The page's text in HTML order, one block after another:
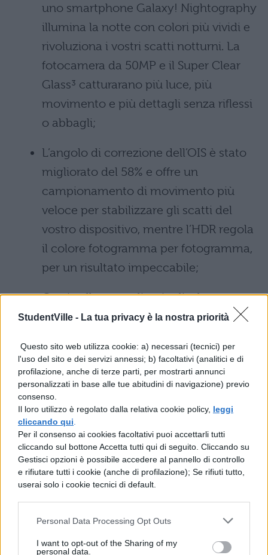
StudentVille - La tua privacy è la nostra priorità
Questo sito web utilizza cookie: a) necessari (tecnici) per
l'uso del sito e dei servizi annessi; b) facoltativi (analitici e di
profilazione, anche di terze parti, per mostrarti annunci
personalizzati in base alle tue abitudini di navigazione) previo
consenso.
Il loro utilizzo è regolato dalla relativa cookie policy, leggi
cliccando qui
Per il consenso ai cookies facoltativi puoi accettarli tutti
cliccando sul bottone Accetta tutti qui di seguito. Cliccando su
Gestisci opzioni è possibile accedere al pannello di controllo
e rifiutare tutti i cookie (anche di profilazione); Se rifiuti tutto,
userai solo i cookie tecnici di default.
Personal Data Processing Opt Outs
I want to opt-out of the Sharing of my
personal data.
uno smartphone Galaxy! Nightography
illumina la notte con colori più vividi e
rivoluziona i vostri scatti notturni. La
fotocamera da 50MP e il Super Clear
Glass³ catturarano più luce, più
movimento e più dettagli senza riflessi
o abbagli;
L’angolo di correzione dell’OIS è stato
migliorato del 58% e offre un
campionamento di movimento più
veloce per stabilizzare gli scatti del
vostro dispositivo, mentre l’HDR regola
il colore fotogramma per fotogramma,
per un risultato impeccabile;
Grazie allo straordinario display
Dynamic AMOLED 2X, la luce solare
appositamente per garantire un’elevata
visibilità all’aperto, il display del
cellulare Galaxy S22 5G assicura una
vista chiara anche in pieno giorno;
Chiamate a raccolta i vostri amici: con
l’app Google Duo del telefono Galaxy
S22 5G potete guardare un film
insieme o registrare dirette video di
alta qualità;